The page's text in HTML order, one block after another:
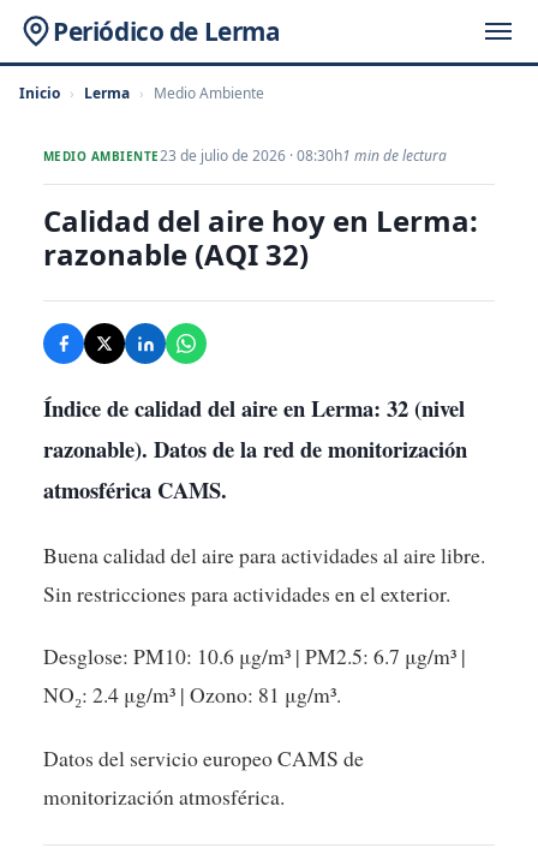
Periódico de Lerma
Inicio › Lerma › Medio Ambiente
MEDIO AMBIENTE23 de julio de 2026 · 08:30h1 min de lectura
Calidad del aire hoy en Lerma:
razonable (AQI 32)
Índice de calidad del aire en Lerma: 32(nivel
razonable). Datos de la red de monitorización
atmosférica CAMS.
Buena calidad del aire para actividades al aire libre.
Sin restricciones para actividades en el exterior.
Desglose: PM10: 10.6 μg/m³ | PM2.5: 6.7 μg/m³ |
NO₂: 2.4 μg/m³ | Ozono: 81 μg/m³.
Datos del servicio europeo CAMS de
monitorización atmosférica.